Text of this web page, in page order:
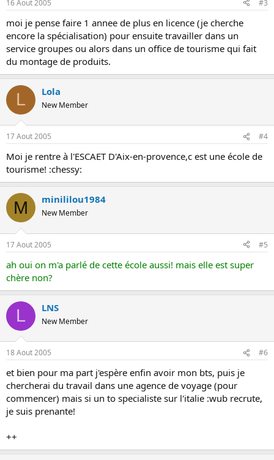
16 Aout 2005 #3
moi je pense faire 1 annee de plus en licence (je cherche
encore la spécialisation) pour ensuite travailler dans un
service groupes ou alors dans un office de tourisme qui fait
du montage de produits.
L Lola
New Member
17 Aout 2005 #4
Moi je rentre à l'ESCAET D'Aix-en-provence,c est une école de
tourisme! :chessy:
M minililou1984
New Member
17 Aout 2005 #5
ah oui on m'a parlé de cette école aussi! mais elle est super
chère non?
L LNS
New Member
18 Aout 2005 #6
et bien pour ma part j'espère enfin avoir mon bts, puis je
chercherai du travail dans une agence de voyage (pour
commencer) mais si un to specialiste sur l'italie :wub recrute,
je suis prenante!
++